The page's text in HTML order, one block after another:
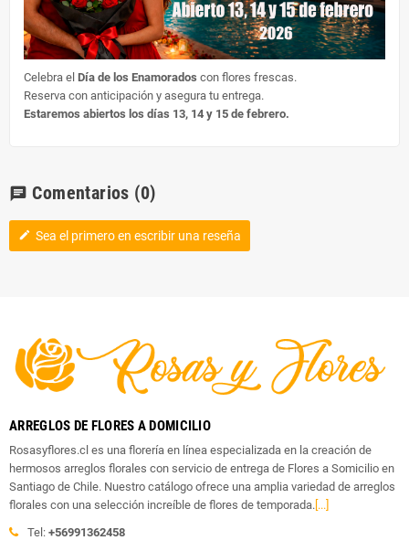
Celebra el Día de los Enamorados con flores frescas.
Reserva con anticipación y asegura tu entrega.
Estaremos abiertos los días 13, 14 y 15 de febrero.
chat Comentarios (0)
edit Sea el primero en escribir una reseña
ARREGLOS DE FLORES A DOMICILIO
Rosasyflores.cl es una florería en línea especializada en la creación de
hermosos arreglos florales con servicio de entrega de Flores a Somicilio en
Santiago de Chile. Nuestro catálogo ofrece una amplia variedad de arreglos
florales con una selección increíble de flores de temporada. [...]
Tel: +56991362458